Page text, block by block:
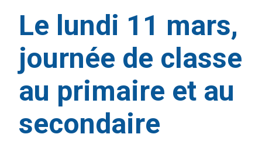
Le lundi 11 mars,
journée de classe
au primaire et au
secondaire